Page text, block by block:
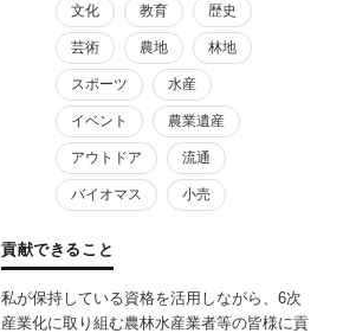
文化 教育 歴史
芸術 農地 林地
スポーツ 水産
イベント 農業遺産
アウトドア 流通
バイオマス 小売
貢献できること
私が保持している資格を活用しながら、6次
産業化に取り組む農林水産業者等の皆様に貢